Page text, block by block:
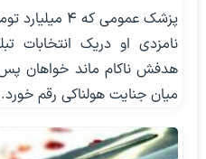
پزشک عمومی که
نامزدی او دریک انتخابات
هدفش ناکام ماند خواهان
میان جنایت هولناکی رقم خورد.